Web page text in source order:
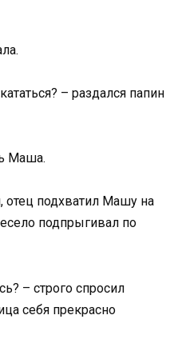
– раздался папин
Маша.
отец подхватил Машу на
подпрыгивал по
– строго спросил
себя прекрасно